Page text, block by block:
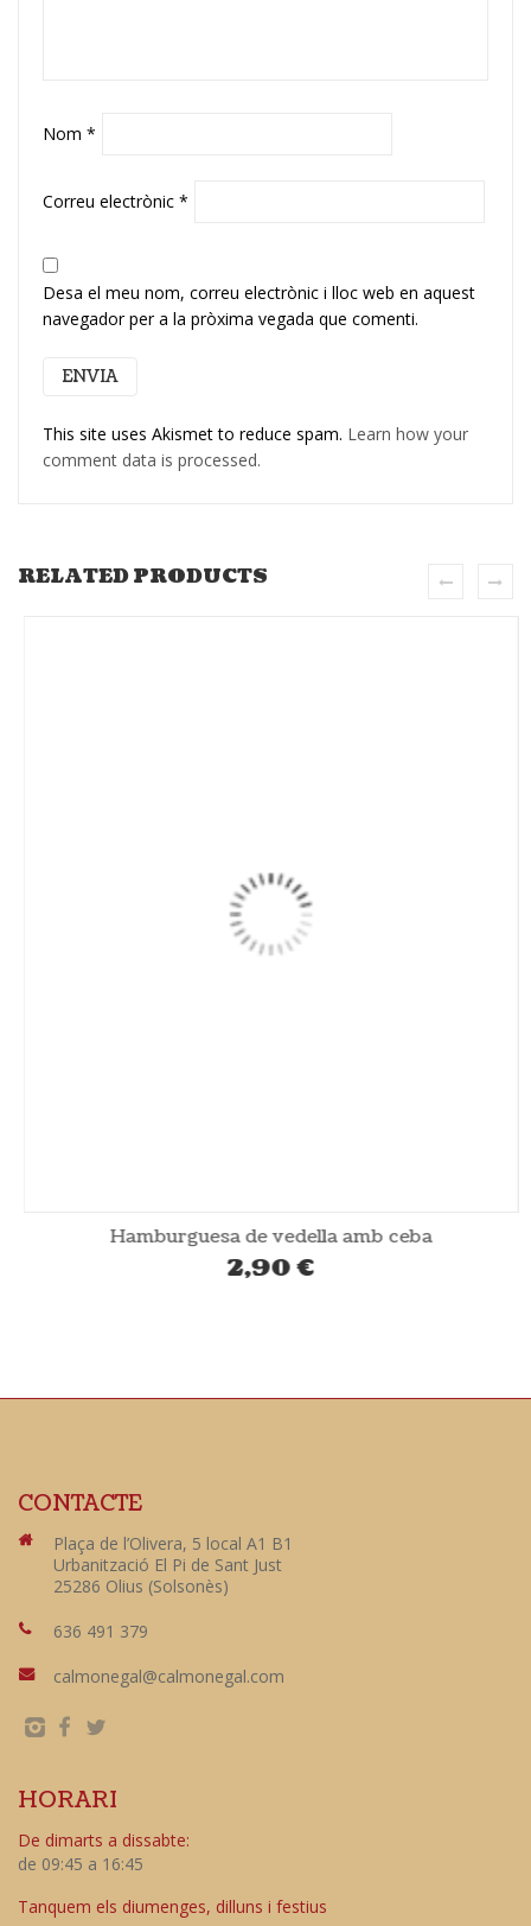
Nom *
Correu electrònic *
Desa el meu nom, correu electrònic i lloc web en aquest
navegador per a la pròxima vegada que comenti.
This site uses Akismet to reduce spam. Learn how your
comment data is processed.
RELATED PRODUCTS
Hamburguesa de vedella amb ceba
2,90€
CONTACTE
Plaça de l’Olivera, 5 local A1 B1
Urbanització El Pi de Sant Just
25286 Olius (Solsonès)
636 491 379
calmonegal@calmonegal.com
HORARI
De dimarts a dissabte:
de 09:45 a 16:45
Tanquem els diumenges, dilluns i festius